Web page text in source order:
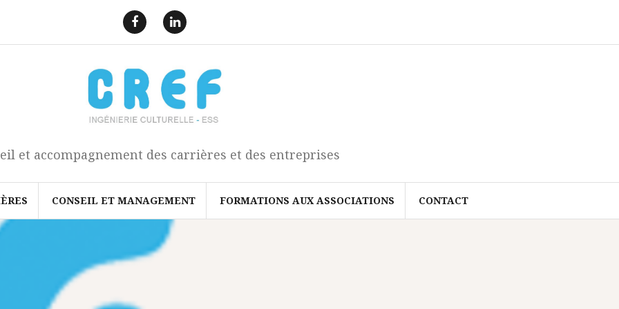
a
c
b
o
k
i
k
e
d
I
n
et accompagnement des carrières et des entreprises
CONSEIL ET MANAGEMENT FORMATIONS AUX ASSOCIATIONS CONTACT